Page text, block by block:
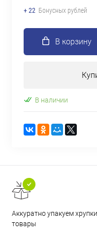
+ 22 Бонусных рублей
В корзину
В наличии
Аккуратно упакуем
товары